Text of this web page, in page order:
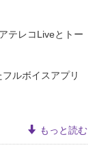
テレコLiveとトー
ルボイスアプリ
もっと読む